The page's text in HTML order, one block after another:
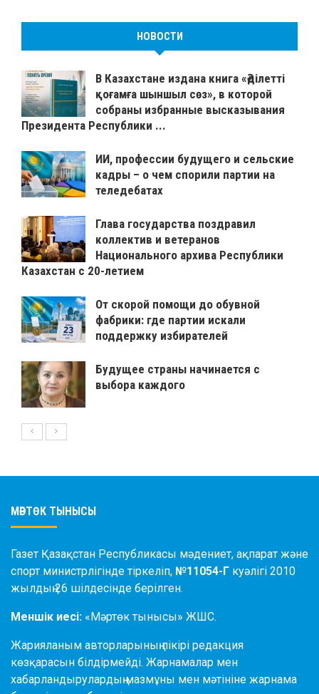
НОВОСТИ
В Казахстане издана книга «Әділетті
қоғамға шыншыл сөз», в которой
собраны избранные высказывания
Президента Республики ...
ИИ, профессии будущего и сельские
кадры – о чем спорили партии на
теледебатах
Глава государства поздравил
коллектив и ветеранов
Национального архива Республики
Казахстан с 20-летием
От скорой помощи до обувной
фабрики: где партии искали
поддержку избирателей
Будущее страны начинается с
выбора каждого
МӘРТӨК ТЫНЫСЫ
Газет Қазақстан Республикасы мәдениет, ақпарат және
спорт министрлігінде тіркеліп, №11054-Г куәлігі 2010
жылдың 26 шілдесінде берілген.
Меншік иесі: «Мәртөк тынысы» ЖШС.
Жарияланым авторларының пікірі редакция
көзқарасын білдірмейді. Жарнамалар мен
хабарландырулардың мазмұны мен мәтініне жарнама